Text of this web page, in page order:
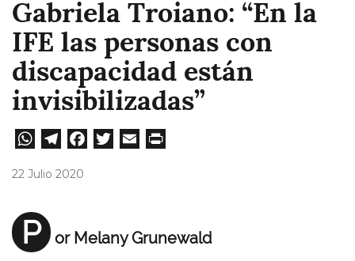
Gabriela Troiano: “En la
IFE las personas con
discapacidad están
invisibilizadas”
W
A
pp
Te
m
Fa
22 Julio 2020
P or Melany Grunewald